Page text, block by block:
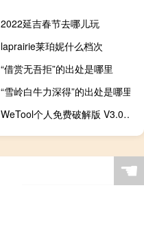
2022延吉春节去哪儿玩
laprairie莱珀妮什么档次
“借赏无吾拒”的出处是哪里
“雪岭白牛力深得”的出处是哪里
WeTool个人免费破解版 V3.0.5 免费版（WeTool个人免费破解版 V3.0.5 免费版功能简介）
☚